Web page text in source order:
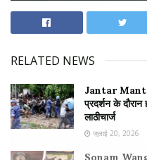
RELATED NEWS
Jantar
प्रदर्शन के
लाठीचार्ज
जुलाई 20, 2026
Sonam